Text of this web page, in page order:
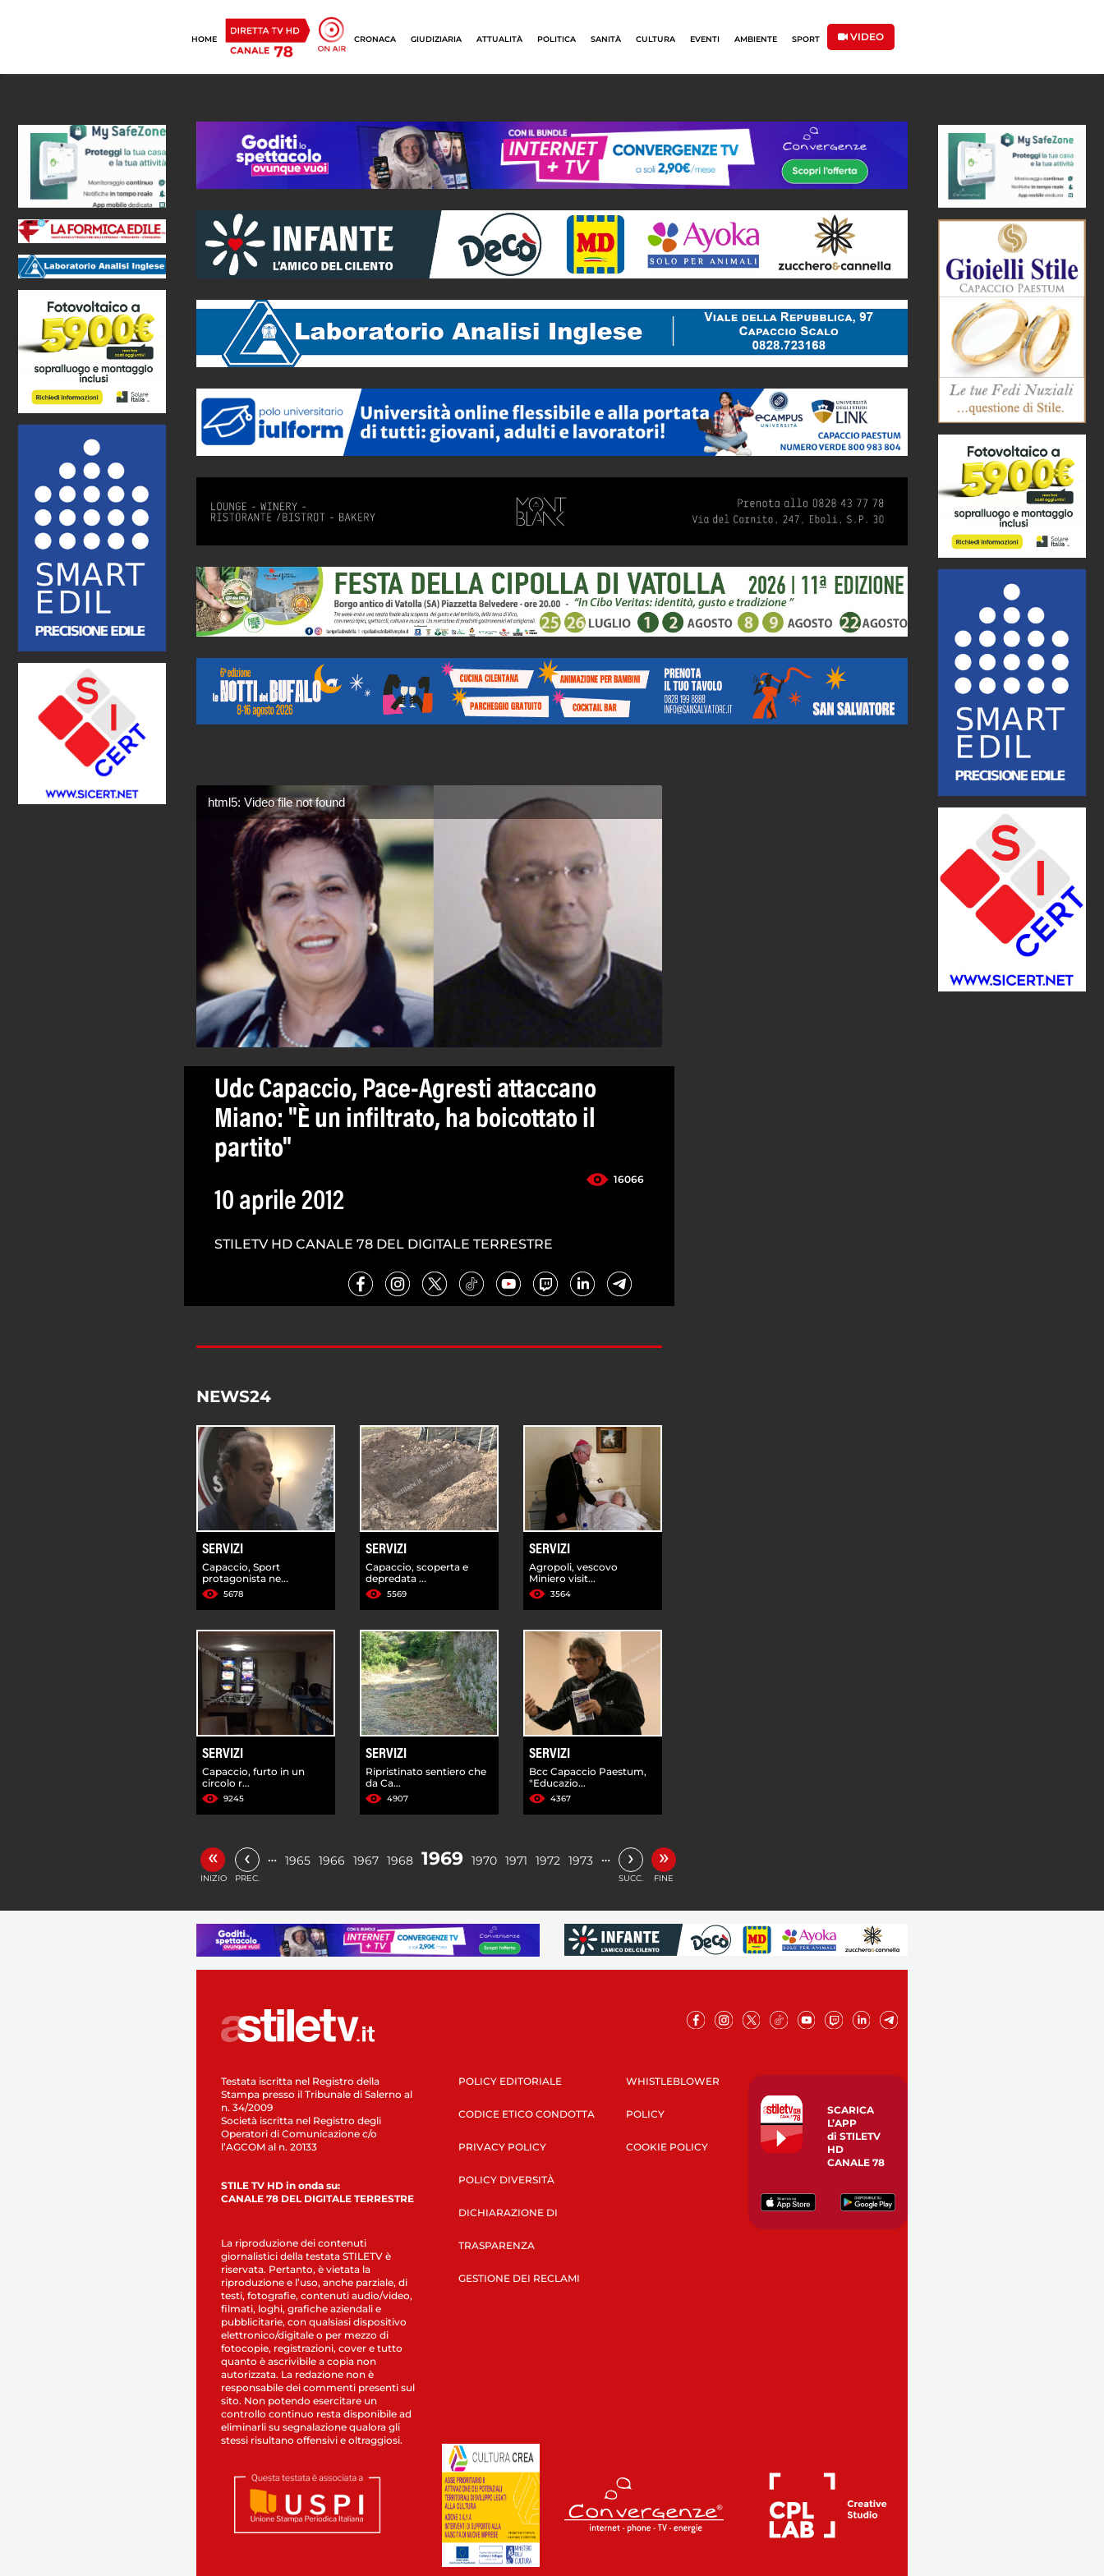
HOME CRONACA GIUDIZIARIA ATTUALITÀ POLITICA SANITÀ CULTURA EVENTI AMBIENTE SPORT VIDEO
html5: Video file not found
Udc Capaccio, Pace-Agresti attaccano
Miano: "È un infiltrato, ha boicottato il
partito"
16066
10 aprile 2012
STILETV HD CANALE 78 DEL DIGITALE TERRESTRE
NEWS24
SERVIZI
Capaccio, Sport
protagonista ne...
5678
SERVIZI
Capaccio, scoperta e
depredata ...
5569
SERVIZI
Agropoli, vescovo
Miniero visit...
3564
SERVIZI
Capaccio, furto in un
circolo r...
9245
SERVIZI
Ripristinato sentiero che
da Ca...
4907
SERVIZI
Bcc Capaccio Paestum,
"Educazio...
4367
«
INIZIO
‹
PREC.
… 1965 1966 1967 1968 1969 1970 1971 1972 1973 … ›
SUCC.
»
FINE
Testata iscritta nel Registro della
Stampa presso il Tribunale di Salerno al
n. 34/2009
Società iscritta nel Registro degli
Operatori di Comunicazione c/o
l’AGCOM al n. 20133
STILE TV HD in onda su:
CANALE 78 DEL DIGITALE TERRESTRE
La riproduzione dei contenuti
giornalistici della testata STILETV è
riservata. Pertanto, è vietata la
riproduzione e l’uso, anche parziale, di
testi, fotografie, contenuti audio/video,
filmati, loghi, grafiche aziendali e
pubblicitarie, con qualsiasi dispositivo
elettronico/digitale o per mezzo di
fotocopie, registrazioni, cover e tutto
quanto è ascrivibile a copia non
autorizzata. La redazione non è
responsabile dei commenti presenti sul
sito. Non potendo esercitare un
controllo continuo resta disponibile ad
eliminarli su segnalazione qualora gli
stessi risultano offensivi e oltraggiosi.
POLICY EDITORIALE
CODICE ETICO CONDOTTA
PRIVACY POLICY
POLICY DIVERSITÀ
DICHIARAZIONE DI
TRASPARENZA
GESTIONE DEI RECLAMI
WHISTLEBLOWER
POLICY
COOKIE POLICY
SCARICA
L’APP
di STILETV
HD
CANALE 78